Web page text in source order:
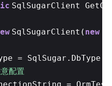
SqlSugarClient
SqlSugarClient( new
=
配置